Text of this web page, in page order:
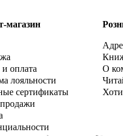
магазин
и оплата
лояльности
сертификаты
О